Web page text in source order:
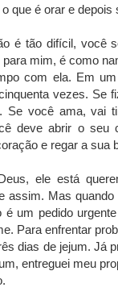
que é orar e depois
é tão difícil, você
mim, é como
com ela. Em
vezes. Se
você ama, vai
deve abrir o seu
e regar a sua
ele está
assim. Mas
é um pedido
Para enfrentar
dias de jejum. Já
entreguei meu